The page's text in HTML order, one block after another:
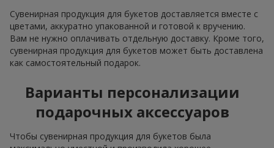
Сувенирная продукция для букетов доставляется вместе с
цветами, аккуратно упакованной и готовой к вручению.
Вам не нужно оплачивать отдельную доставку. Кроме того,
сувенирная продукция для букетов может быть доставлена
как самостоятельный подарок.
Варианты персонализации
подарочных аксессуаров
Чтобы сувенирная продукция для букетов была